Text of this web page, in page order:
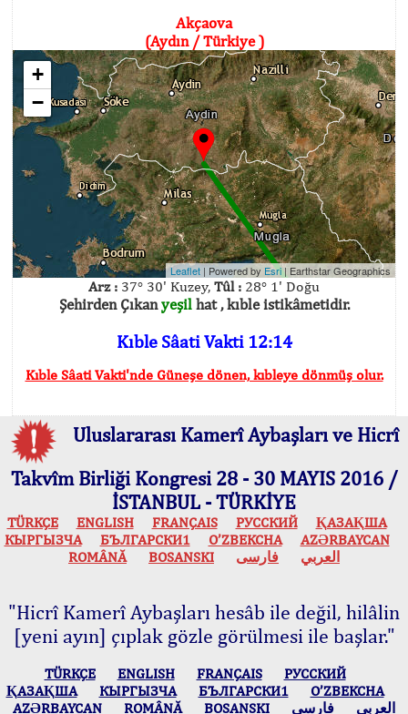
Akçaova
(Aydın / Türkiye )
+
−
Leaflet | Powered by Esri| Earthstar Geographics
Arz : 37° 30' Kuzey, Tûl : 28° 1' Doğu
Şehirden Çıkanyeşilhat , kıble istikâmetidir.
Kıble Sâati Vakti 12:14
Kıble Sâati Vakti'nde Güneşe dönen, kıbleye dönmüş olur.
Uluslararası Kamerî Aybaşları ve Hicrî
Takvîm Birliği Kongresi 28 - 30 MAYIS 2016 /
İSTANBUL - TÜRKİYE
TÜRKÇE ENGLISH FRANÇAIS РУССКИЙ
ҚАЗАҚША
КЫPГЫЗЧA
БЪЛГАРСКИ1 O’ZBEKCHA
AZӘRBAYCAN
ROMÂNĂ
BOSANSKI العربي فارسی
"Hicrî Kamerî Aybaşları hesâb ile değil, hilâlin
[yeni ayın] çıplak gözle görülmesi ile başlar."
TÜRKÇE ENGLISH FRANÇAIS
РУССКИЙ
ҚАЗАҚША
КЫPГЫЗЧA БЪЛГАРСКИ1
O’ZBEKCHA
AZӘRBAYCAN
ROMÂNĂ BOSANSKI العربي فارسی